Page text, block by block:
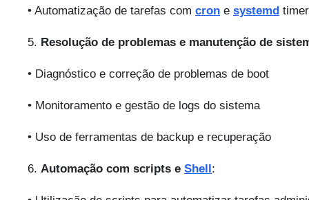
• Automatização de tarefas com cron e systemd
5. Resolução de problemas e manutenção de
• Diagnóstico e correção de problemas de boot
• Monitoramento e gestão de logs do sistema
• Uso de ferramentas de backup e recuperação
6. Automação com scripts e Shell: